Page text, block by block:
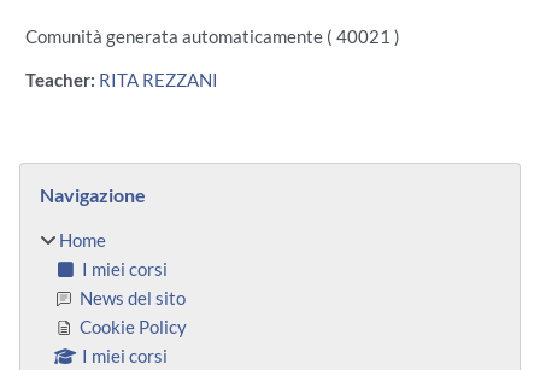
Comunità generata automaticamente ( 40021 )
Teacher: RITA REZZANI
Blocchi
Navigazione
Home
I miei corsi
News del sito
Cookie Policy
I miei corsi